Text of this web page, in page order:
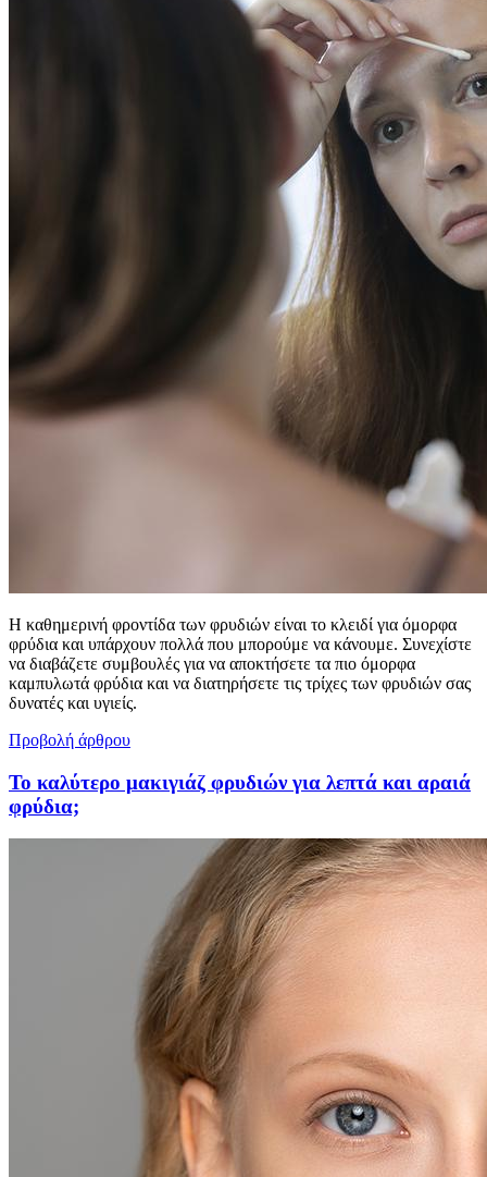
Η καθημερινή φροντίδα των φρυδιών είναι το κλειδί για όμορφα
φρύδια και υπάρχουν πολλά που μπορούμε να κάνουμε. Συνεχίστε
να διαβάζετε συμβουλές για να αποκτήσετε τα πιο όμορφα
καμπυλωτά φρύδια και να διατηρήσετε τις τρίχες των φρυδιών σας
δυνατές και υγιείς.
Προβολή άρθρου
Το καλύτερο μακιγιάζ φρυδιών για λεπτά και αραιά
φρύδια;